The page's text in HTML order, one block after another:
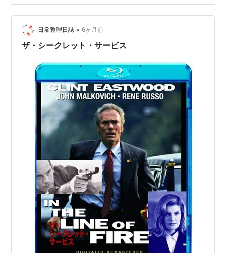
主な監督作品
ポセイドン（2006）製作も
トロイ（2004）製作も
パーフェクト ストーム
エアフォース・ワン
（1997）製作も
アウトブレイク（1995）製作も
ザ・シークレット・サービス（1993）製作総指揮も
プラスティック・ナイトメア／仮面の情事
（1990）
製作、脚本も
第5惑星
（1986）
ネバーエンディング・ストーリー（1984）脚本も
U・ボート（1981）脚本も
昼と夜のような白と黒（1978）
危険な年頃 （1977）＜未＞
アカデミー賞
U・ボート （1981）：監督賞、脚色賞
日常整理日誌 • 6ヶ月前
ザ・シークレット・サービス